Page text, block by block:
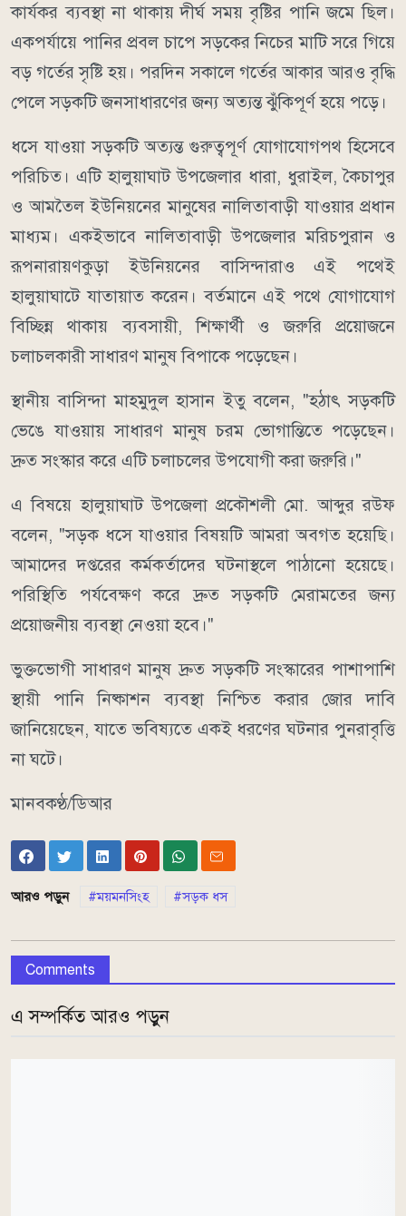
কার্যকর ব্যবস্থা না থাকায় দীর্ঘ সময় বৃষ্টির পানি জমে ছিল।
একপর্যায়ে পানির প্রবল চাপে সড়কের নিচের মাটি সরে গিয়ে
বড় গর্তের সৃষ্টি হয়। পরদিন সকালে গর্তের আকার আরও বৃদ্ধি
পেলে সড়কটি জনসাধারণের জন্য অত্যন্ত ঝুঁকিপূর্ণ হয়ে পড়ে।
ধসে যাওয়া সড়কটি অত্যন্ত গুরুত্বপূর্ণ যোগাযোগপথ হিসেবে
পরিচিত। এটি হালুয়াঘাট উপজেলার ধারা, ধুরাইল, কৈচাপুর
ও আমতৈল ইউনিয়নের মানুষের নালিতাবাড়ী যাওয়ার প্রধান
মাধ্যম। একইভাবে নালিতাবাড়ী উপজেলার মরিচপুরান ও
রূপনারায়ণকুড়া ইউনিয়নের বাসিন্দারাও এই পথেই
হালুয়াঘাটে যাতায়াত করেন। বর্তমানে এই পথে যোগাযোগ
বিচ্ছিন্ন থাকায় ব্যবসায়ী, শিক্ষার্থী ও জরুরি প্রয়োজনে
চলাচলকারী সাধারণ মানুষ বিপাকে পড়েছেন।
স্থানীয় বাসিন্দা মাহমুদুল হাসান ইতু বলেন, "হঠাৎ সড়কটি
ভেঙে যাওয়ায় সাধারণ মানুষ চরম ভোগান্তিতে পড়েছেন।
দ্রুত সংস্কার করে এটি চলাচলের উপযোগী করা জরুরি।"
এ বিষয়ে হালুয়াঘাট উপজেলা প্রকৌশলী মো. আব্দুর রউফ
বলেন, "সড়ক ধসে যাওয়ার বিষয়টি আমরা অবগত হয়েছি।
আমাদের দপ্তরের কর্মকর্তাদের ঘটনাস্থলে পাঠানো হয়েছে।
পরিস্থিতি পর্যবেক্ষণ করে দ্রুত সড়কটি মেরামতের জন্য
প্রয়োজনীয় ব্যবস্থা নেওয়া হবে।"
ভুক্তভোগী সাধারণ মানুষ দ্রুত সড়কটি সংস্কারের পাশাপাশি
স্থায়ী পানি নিষ্কাশন ব্যবস্থা নিশ্চিত করার জোর দাবি
জানিয়েছেন, যাতে ভবিষ্যতে একই ধরণের ঘটনার পুনরাবৃত্তি
না ঘটে।
মানবকণ্ঠ/ডিআর
আরও পড়ুন ময়মনসিংহ সড়ক ধস
Comments
এ সম্পর্কিত আরও পড়ুন